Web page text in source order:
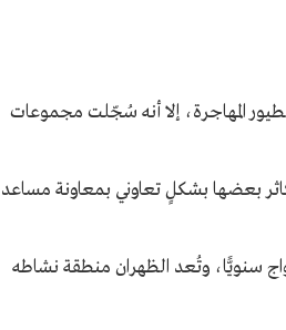
في أسراب، وعادةً تحتوي ما بين 10 إلى 20 طائرًا من الطيور المهاجرة، إلا أنه سُجّلت مجموعات
بعضها بشكلٍ تعاوني بمعاونة مساعد
سنويًّا، وتُعد الظهران منطقة نشاطه